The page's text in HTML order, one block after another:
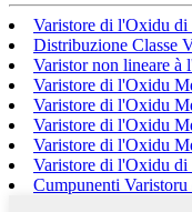
Varistore di l'Oxidu
Distribuzione Classe
Varistor non lineare à
Varistore di l'Oxidu
Varistore di l'Oxidu
Varistore di l'Oxidu
Varistore di l'Oxidu
Varistore di l'Oxidu di
Cumpunenti